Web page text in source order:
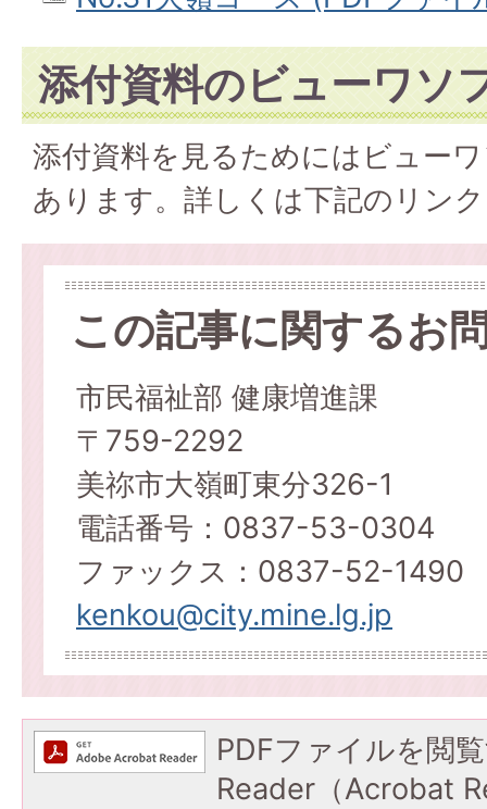
添付資料のビューワソ
添付資料を見るためにはビュー
あります。詳しくは下記のリン
この記事に関するお
市民福祉部 健康増進課
〒759-2292
美祢市大嶺町東分326-1
電話番号：0837-53-0304
ファックス：0837-52-1490​​​​​​​
kenkou@city.mine.lg.jp
PDFファイルを閲
Reader（Acrobat